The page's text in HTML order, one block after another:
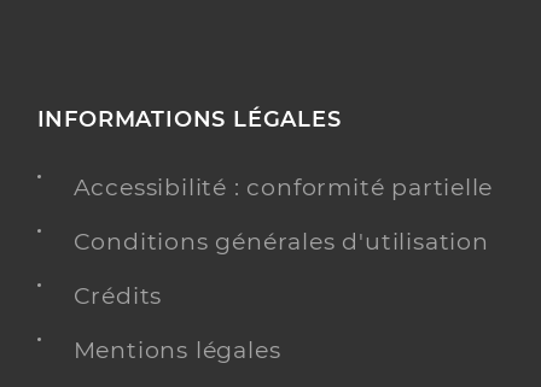
INFORMATIONS LÉGALES
Accessibilité : conformité partielle
Conditions générales d'utilisation
Crédits
Mentions légales